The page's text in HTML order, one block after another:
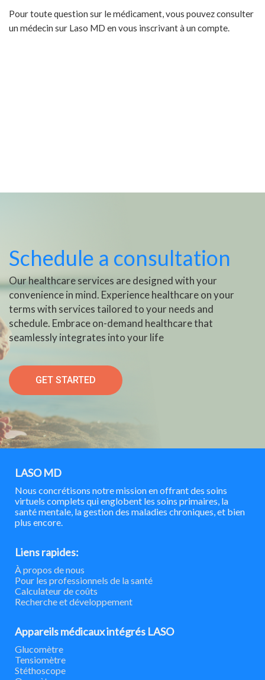
Pour toute question sur le médicament, vous pouvez consulter
un médecin sur Laso MD en vous inscrivant à un compte.
Schedule a consultation
Our healthcare services are designed with your
convenience in mind. Experience healthcare on your
terms with services tailored to your needs and
schedule. Embrace on-demand healthcare that
seamlessly integrates into your life
GET STARTED
LASO MD
Nous concrétisons notre mission en offrant des soins
virtuels complets qui englobent les soins primaires, la
santé mentale, la gestion des maladies chroniques, et bien
plus encore.
Liens rapides:
À propos de nous
Pour les professionnels de la santé
Calculateur de coûts
Recherche et développement
Appareils médicaux intégrés LASO
Glucomètre
Tensiomètre
Stéthoscope